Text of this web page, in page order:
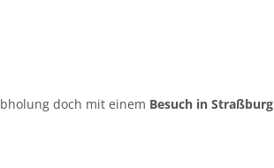
doch mit einem Besuch in Straßburg